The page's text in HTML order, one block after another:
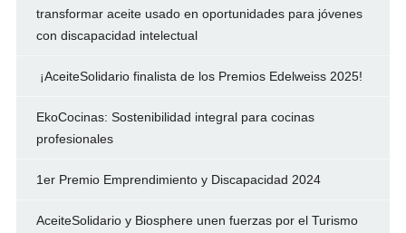
transformar aceite usado en oportunidades para jóvenes
con discapacidad intelectual
¡AceiteSolidario finalista de los Premios Edelweiss 2025!
EkoCocinas: Sostenibilidad integral para cocinas
profesionales
1er Premio Emprendimiento y Discapacidad 2024
AceiteSolidario y Biosphere unen fuerzas por el Turismo